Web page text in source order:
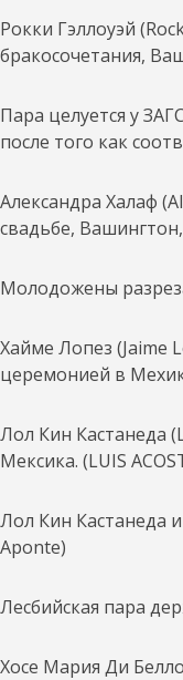
Рокки Гэллоуэй
бракосочетания,
Пара целуется у
после того как
Александра Халаф
свадьбе,
Молодожены
Хайме Лопез (Jaime
церемонией в
Лол Кин Кастанеда
Мексика. (LUIS
Лол Кин Кастанеда
Aponte)
Лесбийская пара
Хосе Мария Ди